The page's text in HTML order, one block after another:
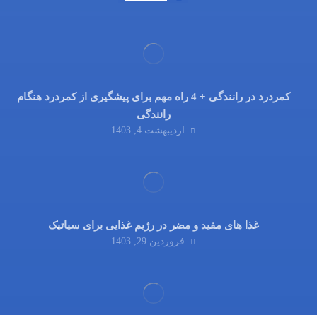
کمردرد در رانندگی + 4 راه مهم برای پیشگیری از کمردرد هنگام
رانندگی
اردیبهشت 4, 1403
غذا های مفید و مضر در رژیم غذایی برای سیاتیک
فروردین 29, 1403